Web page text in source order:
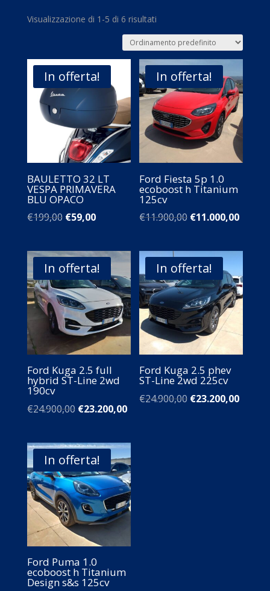
Visualizzazione di 1-5 di 6 risultati
In offerta!
BAULETTO 32 LT
VESPA PRIMAVERA
BLU OPACO
€199,00 Il
originale
era:
€199,00.
€59,00Il
attuale
è:
€59,00.
In offerta!
Ford Fiesta 5p 1.0
ecoboost h Titanium
125cv
€11.900,00 Il
originale
era:
€11.900,00.
€11.000,00Il
In offerta!
Ford Kuga 2.5 full
hybrid ST-Line 2wd
190cv
€24.900,00 Il
originale
era:
€24.900,00.
€23.200,00Il
attuale
è:
€23.200,00.
In offerta!
Ford Kuga 2.5 phev
ST-Line 2wd 225cv
€24.900,00 Il
€23.200,00Il
In offerta!
Ford Puma 1.0
ecoboost h Titanium
Design s&s 125cv